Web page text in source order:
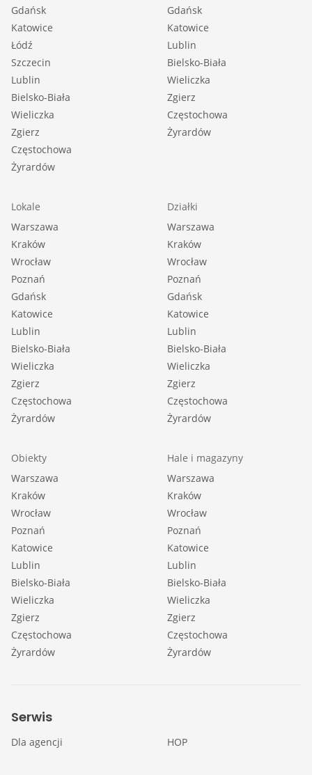
Gdańsk
Katowice
Łódź
Szczecin
Lublin
Bielsko-Biała
Wieliczka
Zgierz
Częstochowa
Żyrardów
Gdańsk
Katowice
Lublin
Bielsko-Biała
Wieliczka
Zgierz
Częstochowa
Żyrardów
Lokale
Warszawa
Kraków
Wrocław
Poznań
Gdańsk
Katowice
Lublin
Bielsko-Biała
Wieliczka
Zgierz
Częstochowa
Żyrardów
Działki
Warszawa
Kraków
Wrocław
Poznań
Gdańsk
Katowice
Lublin
Bielsko-Biała
Wieliczka
Zgierz
Częstochowa
Żyrardów
Obiekty
Warszawa
Kraków
Wrocław
Poznań
Katowice
Lublin
Bielsko-Biała
Wieliczka
Zgierz
Częstochowa
Żyrardów
Hale i magazyny
Warszawa
Kraków
Wrocław
Poznań
Katowice
Lublin
Bielsko-Biała
Wieliczka
Zgierz
Częstochowa
Żyrardów
Serwis
Dla agencji HOP